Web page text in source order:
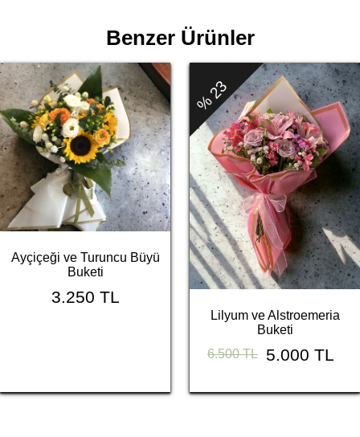
Benzer Ürünler
Ayçiçeği ve Turuncu Büyü
Buketi
3.250 TL
% 23
Lilyum ve Alstroemeria
Buketi
6.500 TL
5.000 TL